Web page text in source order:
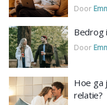
Door
Bedrog
Door
Hoe ga
relatie?